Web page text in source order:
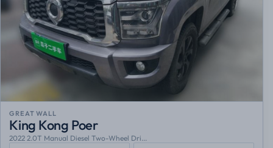
GREAT WALL
King Kong Poer
2022 2.0T Manual Diesel Two-Wheel Dri...